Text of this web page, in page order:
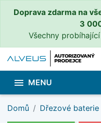
Doprava zdarma na
3
Všechny
 MENU
Domů Dřezové baterie